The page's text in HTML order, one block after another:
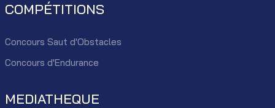
COMPÉTITIONS
Concours Saut d'Obstacles
Concours d'Endurance
MEDIATHEQUE